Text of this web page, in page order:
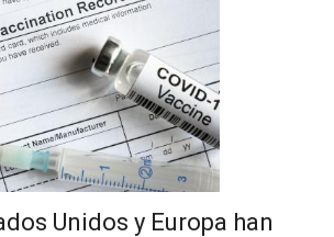
Unidos y Europa han